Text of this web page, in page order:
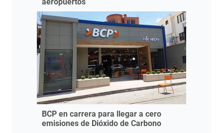
BCP en carrera para llegar a cero
emisiones de Dióxido de Carbono